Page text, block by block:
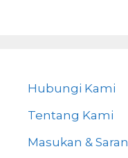
Hubungi Kami
Tentang Kami
Masukan & Saran